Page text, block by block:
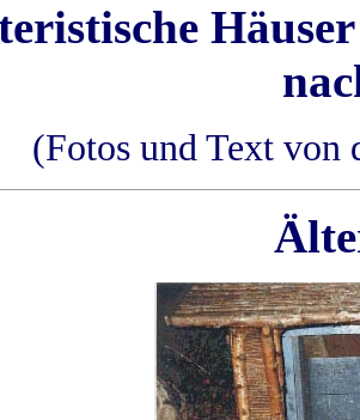
(Fotos und Text von